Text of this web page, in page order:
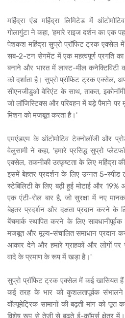
महिंद्रा एंड महिंद्रा लिमिटेड में
गोलागुंटा ने कहा, 'हमारे राइज दर्शन का एक
पेशकश महिंद्रा सुप्रो प्रॉफिट ट्रक एक्सेल में
सब-2-टन सेगमेंट में एक महत्वपूर्ण प्रगति का
बनाने और भारत में लास्ट-मील कनेक्टिविटी
को दर्शाता है। सुप्रो प्रॉफिट ट्रक एक्सेल,
सीएनजीडुओ वेरिएंट के साथ, ताकत,
जो लॉजिस्टिक्स और परिवहन में बड़े पैमाने पर
मिशन को मजबूत करता है।'
एमएंडएम के ऑटोमोटिव टेक्नोलॉजी और
वेलुसामी ने कहा, 'हमारे प्रसिद्ध सुप्रो
एक्सेल, तकनीकी उत्कृष्टता के लिए महिंद्रा
इसमें बेहतर प्रदर्शन के लिए उन्नत 5-स्पीड
स्टेबिलिटी के लिए बढ़ी हुई मोटाई और
एक एंटी-रोल बार है, जो सुरक्षा में नए
बेहतर प्रदर्शन और दक्षता प्रदान करने के
बेंचमार्क स्थापित करने के लिए
मजबूत और मूल्य-संचालित समाधान
आकार देने और हमारे ग्राहकों और लोगों पर
वादे के प्रमाण के रूप में खड़ा है।'
सुप्रो प्रॉफिट ट्रक एक्सेल में कई खासियत
कई तरह के भार को कुशलतापूर्वक संभालने
वॉल्यूमेट्रिक सामानों की बढ़ती मांग को
विशेष रूप से तेजी से बढ़ते ई-कॉमर्स क्षेत्र